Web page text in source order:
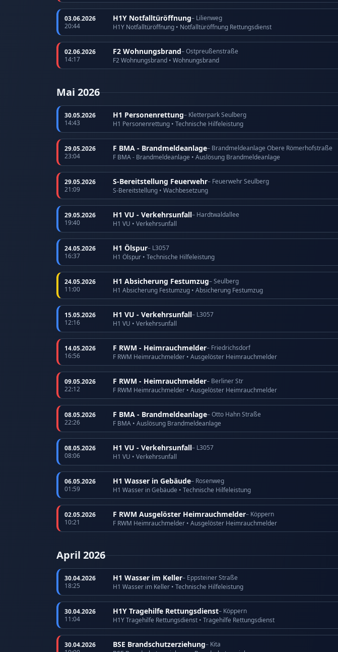
03.06.2026
20:44
H1Y Notfalltüröffnung– Lilienweg
H1Y Notfalltüröffnung • Notfalltüröffnung Rettungsdienst
02.06.2026
14:17
F2 Wohnungsbrand– Ostpreußenstraße
F2 Wohnungsbrand • Wohnungsbrand
Mai 2026
30.05.2026
14:43
H1 Personenrettung– Kletterpark Seulberg
H1 Personenrettung • Technische Hilfeleistung
29.05.2026
23:04
F BMA - Brandmeldeanlage– Brandmeldeanlage Obere Römerhofstraße
F BMA - Brandmeldeanlage • Auslösung Brandmeldeanlage
29.05.2026
21:09
S-Bereitstellung Feuerwehr– Feuerwehr Seulberg
S-Bereitstellung • Wachbesetzung
29.05.2026
19:40
H1 VU - Verkehrsunfall– Hardtwaldallee
H1 VU • Verkehrsunfall
24.05.2026
16:37
H1 Ölspur– L3057
H1 Ölspur • Technische Hilfeleistung
24.05.2026
11:00
H1 Absicherung Festumzug– Seulberg
H1 Absicherung Festumzug • Absicherung Festumzug
15.05.2026
12:16
H1 VU - Verkehrsunfall– L3057
H1 VU • Verkehrsunfall
14.05.2026
16:56
F RWM - Heimrauchmelder– Friedrichsdorf
F RWM Heimrauchmelder • Ausgelöster Heimrauchmelder
09.05.2026
22:12
F RWM - Heimrauchmelder– Berliner Str
F RWM Heimrauchmelder • Ausgelöster Heimrauchmelder
08.05.2026
22:26
F BMA - Brandmeldeanlage– Otto Hahn Straße
F BMA • Auslösung Brandmeldeanlage
08.05.2026
08:06
H1 VU - Verkehrsunfall– L3057
H1 VU • Verkehrsunfall
06.05.2026
01:59
H1 Wasser in Gebäude– Rosenweg
H1 Wasser in Gebäude • Technische Hilfeleistung
02.05.2026
10:21
F RWM Ausgelöster Heimrauchmelder– Köppern
F RWM Heimrauchmelder • Ausgelöster Heimrauchmelder
April 2026
30.04.2026
18:25
H1 Wasser im Keller– Eppsteiner Straße
H1 Wasser im Keller • Technische Hilfeleistung
30.04.2026
11:04
H1Y Tragehilfe Rettungsdienst– Köppern
H1Y Tragehilfe Rettungsdienst • Tragehilfe Rettungsdienst
30.04.2026
BSE Brandschutzerziehung– Kita